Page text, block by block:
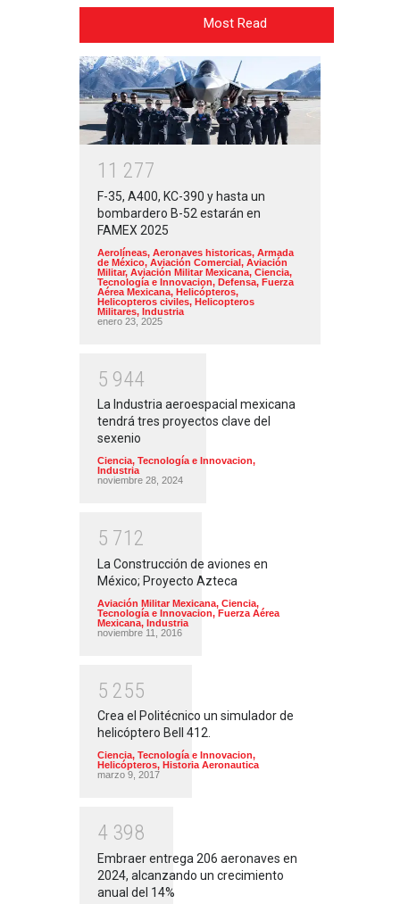
Most Read
1 1 277
F-35, A400, KC-390 y hasta un
bombardero B-52 estarán en
FAMEX 2025
Aerolíneas, Aeronaves historicas, Armada
de México, Aviación Comercial, Aviación
Militar, Aviación Militar Mexicana, Ciencia,
Tecnología e Innovacion, Defensa, Fuerza
Aérea Mexicana, Helicópteros,
Helicopteros civiles, Helicopteros
Militares, Industria
enero 23, 2025
5 944
La Industria aeroespacial mexicana
tendrá tres proyectos clave del
sexenio
Ciencia, Tecnología e Innovacion,
Industria
noviembre 28, 2024
5 71 2
La Construcción de aviones en
México; Proyecto Azteca
Aviación Militar Mexicana, Ciencia,
Tecnología e Innovacion, Fuerza Aérea
Mexicana, Industria
noviembre 11, 2016
5 255
Crea el Politécnico un simulador de
helicóptero Bell 412.
Ciencia, Tecnología e Innovacion,
Helicópteros, Historia Aeronautica
marzo 9, 2017
4 398
Embraer entrega 206 aeronaves en
2024, alcanzando un crecimiento
anual del 14%